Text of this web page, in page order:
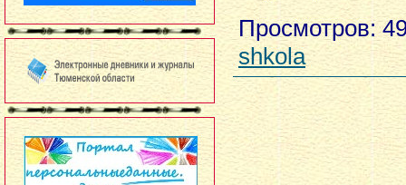
Просмотров:
shkola